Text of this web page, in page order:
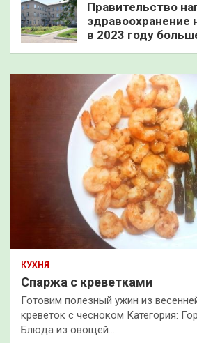
Правительство
здравоохранение
в 2023 году
КУХНЯ
Спаржа с креветками
Готовим полезный ужин из
креветок с чесноком Категория:
Блюда из овощей…